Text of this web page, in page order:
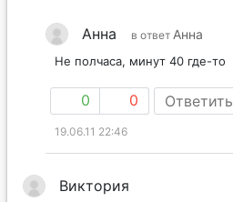
Анна в ответ Анна
Не полчаса, минут 40 где-то
0 0 Ответить
19.06.11 22:46
Виктория